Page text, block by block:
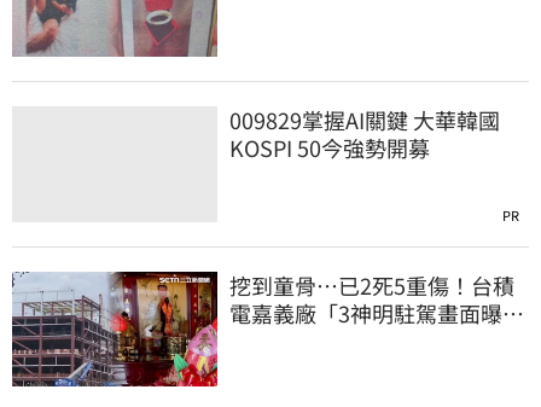
009829掌握AI關鍵 大華韓國
KOSPI 50今強勢開募
PR
挖到童骨…已2死5重傷！台積
電嘉義廠「3神明駐駕畫面曝